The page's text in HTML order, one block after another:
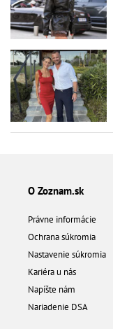
O Zoznam.sk
Právne informácie
Ochrana súkromia
Nastavenie súkromia
Kariéra u nás
Napíšte nám
Nariadenie DSA